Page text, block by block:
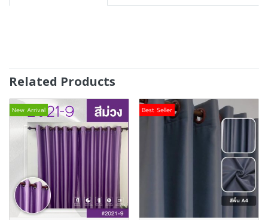
Related Products
New Arrival Best Seller